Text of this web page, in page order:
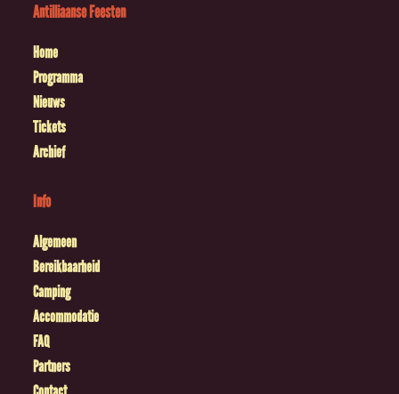
Antilliaanse Feesten
Home
Programma
Nieuws
Tickets
Archief
Info
Algemeen
Bereikbaarheid
Camping
Accommodatie
FAQ
Partners